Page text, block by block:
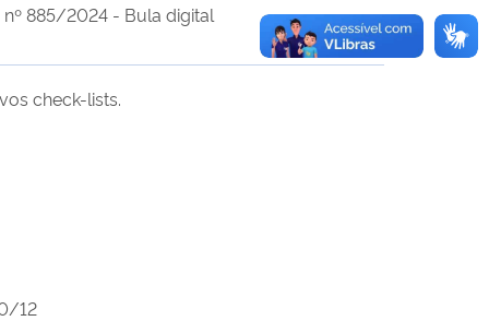
885/2024 - Bula digital
check-lists.
12